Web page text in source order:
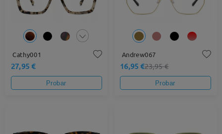
Cathy001
27,95 €
Probar
Andrew067
16,95 €23,95 €
Probar